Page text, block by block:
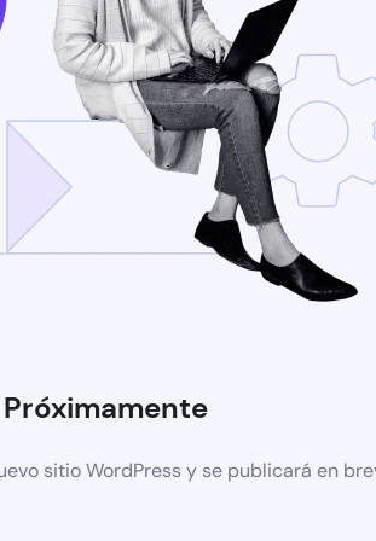
Próximamente
sitio WordPress y se publicará en